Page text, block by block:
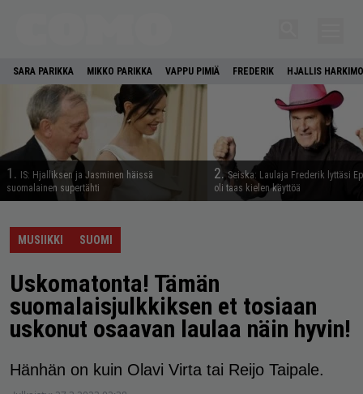
SARA PARIKKA MIKKO PARIKKA VAPPU PIMIÄ FREDERIK HJALLIS HARKIMO
1.
IS: Hjalliksen ja Jasminen häissä
suomalainen supertähti
2. Seiska: Laulaja Frederik lyttäsi
oli taas kielen käyttöä
MUSIIKKI SUOMI
Uskomatonta! Tämän
suomalaisjulkkiksen et tosiaan
uskonut osaavan laulaa näin hyvin!
Hänhän on kuin Olavi Virta tai Reijo Taipale.